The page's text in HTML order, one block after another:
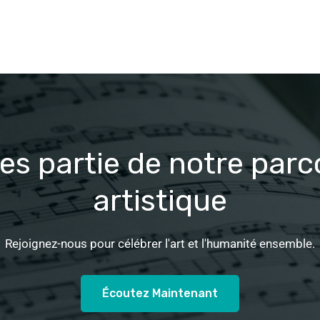
partie de notre
artistique
Rejoignez-nous pour célébrer l'art et l'humanité ensemble.
Écoutez Maintenant